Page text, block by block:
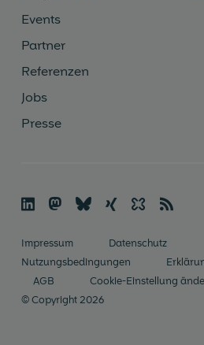
Events
Partner
Referenzen
Jobs
Presse
 🦣 🦋︎ ☓ ✨ 📡
Im­pres­sum
Datenschutz
Nutzungsbedingungen
AGB
Cookie-Einstellung
© Copyright 2026